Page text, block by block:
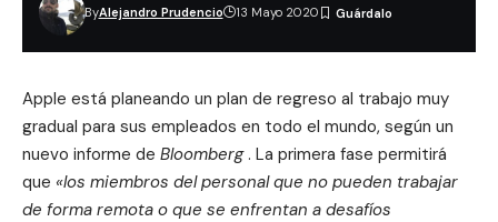
ByAlejandro Prudencio 13 Mayo 2020
Apple está planeando un plan de regreso al trabajo muy
gradual para sus empleados en todo el mundo, según un
nuevo informe de Bloomberg. La primera fase permitirá
que «los miembros del personal que no pueden trabajar
de forma remota o que se enfrentan a desafíos